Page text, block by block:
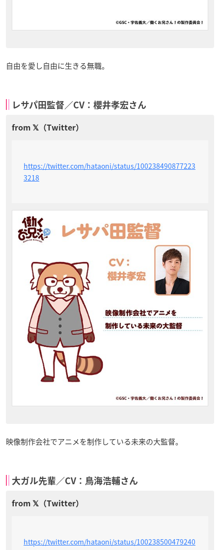
自由を愛し自由に生きる無職。
レサパ田監督／CV：櫻井孝宏さん
https://twitter.com/hataoni/status/100238490877223
3218
映像制作会社でアニメを制作している未来の大監督。
大ガル先輩／CV：鳥海浩輔さん
https://twitter.com/hataoni/status/100238500479240